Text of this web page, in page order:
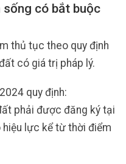
có bắt buộc
thủ tục theo quy định
có giá trị pháp lý.
quy định:
phải được đăng ký tại
lực kể từ thời điểm